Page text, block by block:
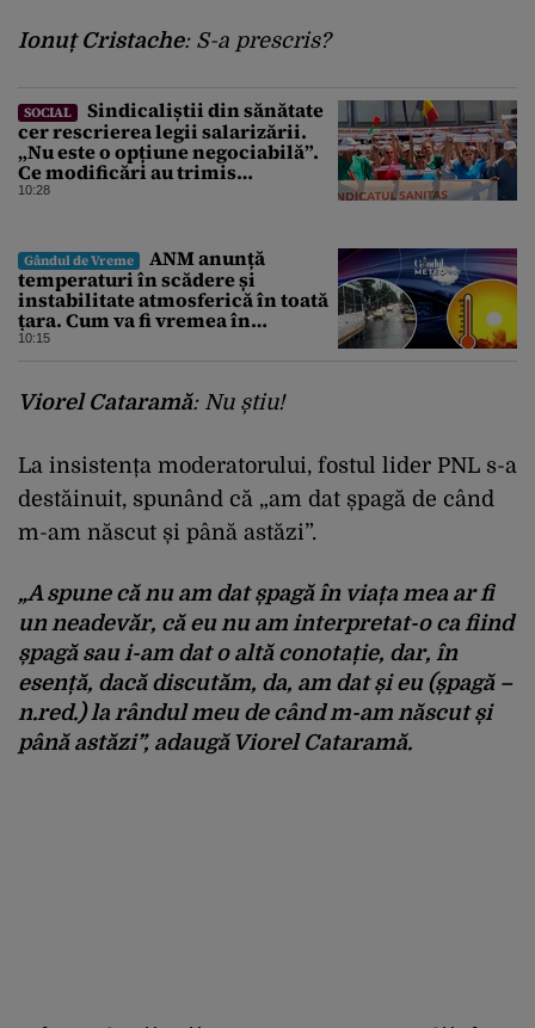
Ionuț Cristache: S-a prescris?
SOCIAL
Sindicaliștii din sănătate
cer rescrierea legii salarizării.
„Nu este o opțiune negociabilă”.
Ce modificări au trimis
Guvernului Bolojan
10:28
Gândul de Vreme
ANM anunță
temperaturi în scădere și
instabilitate atmosferică în toată
țara. Cum va fi vremea în
București și când vin vijeliile
10:15
Viorel Cataramă: Nu știu!
La insistența moderatorului, fostul lider PNL s-a
destăinuit, spunând că „am dat șpagă de când
m-am născut și până astăzi”.
„A spune că nu am dat șpagă în viața mea ar fi
un neadevăr, că eu nu am interpretat-o ca fiind
șpagă sau i-am dat o altă conotație, dar, în
esență, dacă discutăm, da, am dat și eu (șpagă –
n.red.) la rândul meu de când m-am născut și
până astăzi”, adaugă Viorel Cataramă.